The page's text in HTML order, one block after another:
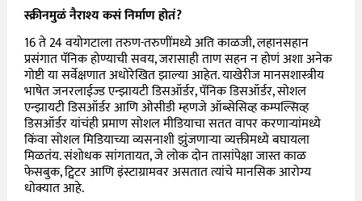
स्क्रीनमुळं नैराश्य कसं निर्माण होतं?
16 ते 24 वयोगटाला तरुण-तरुणींमध्ये अति काळजी, लहानसहान
प्रसंगात पॅनिक होण्याची सवय, जरासाही ताण सहन न होणं अशा अनेक
गोष्टी या सर्वेक्षणात अधोरेखित झाल्या आहेत. याखेरीज मानसशास्त्रीय
भाषेत जनरलाईज्ड एन्झायटी डिसऑर्डर, पॅनिक डिसऑर्डर, सोशल
एन्झायटी डिसऑर्डर आणि ओसीडी म्हणजे ऑब्सेसिव्ह कम्पल्सिव्ह
डिसऑर्डर यांचंही प्रमाण सोशल मीडियाचा सतत वापर करणाऱ्यांमध्ये
किंवा सोशल मिडियाच्या व्यसनाशी झुंजणाऱ्या व्यक्तीमध्ये बघायला
मिळतंय. संशोधक सांगतायत, जे लोक दोन तासांपेक्षा जास्त काळ
फेसबुक, ट्विटर आणि इंस्टाग्रामवर असतात त्यांचे मानसिक आरोग्य
धोक्यात आहे.